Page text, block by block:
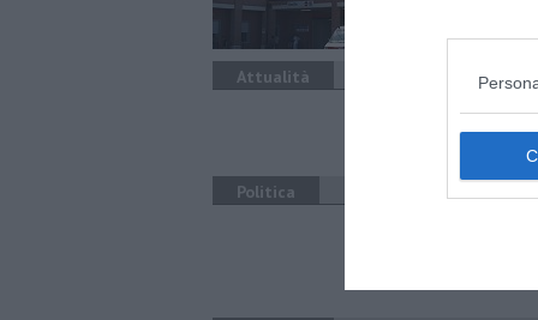
Attualità
Politica